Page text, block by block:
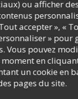
ou afficher
accepter », «
» pour
Vous pouvez
en
un cookie en
pages du site.
/ Prix:5/5
fallait attendre 20